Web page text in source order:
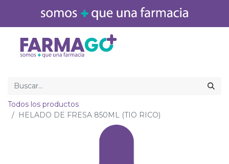
Todos los productos
HELADO DE FRESA 850ML (TIO RICO)